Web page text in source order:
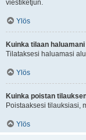
viestiketjun.
Ylös
Kuinka tilaan
Tilataksesi haluamasi
Ylös
Kuinka poistan
Poistaaksesi tilauksiasi,
Ylös